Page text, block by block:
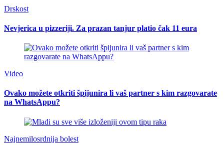
Drskost
Nevjerica u pizzeriji. Za prazan tanjur platio čak 11 eura
Video
Ovako možete otkriti špijunira li vaš partner s kim razgovarate
na WhatsAppu?
Najnemilosrdnija bolest